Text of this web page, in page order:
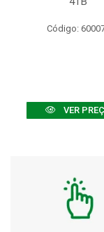
Código:
VER